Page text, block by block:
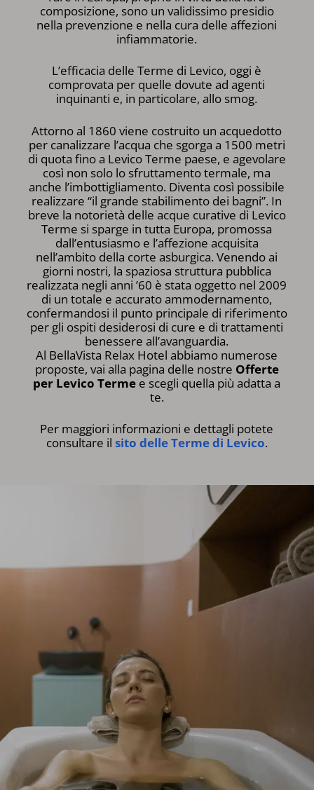
composizione, sono un validissimo presidio
nella prevenzione e nella cura delle affezioni
infiammatorie.
L’efficacia delle Terme di Levico, oggi è
comprovata per quelle dovute ad agenti
inquinanti e, in particolare, allo smog.
Attorno al 1860 viene costruito un acquedotto
per canalizzare l’acqua che sgorga a 1500 metri
di quota fino a Levico Terme paese, e agevolare
così non solo lo sfruttamento termale, ma
anche l’imbottigliamento. Diventa così possibile
realizzare “il grande stabilimento dei bagni”. In
breve la notorietà delle acque curative di Levico
Terme si sparge in tutta Europa, promossa
dall’entusiasmo e l’affezione acquisita
nell’ambito della corte asburgica. Venendo ai
giorni nostri, la spaziosa struttura pubblica
realizzata negli anni ’60 è stata oggetto nel 2009
di un totale e accurato ammodernamento,
confermandosi il punto principale di riferimento
per gli ospiti desiderosi di cure e di trattamenti
benessere all’avanguardia.
Al BellaVista Relax Hotel abbiamo numerose
proposte, vai alla pagina delle nostre Offerte
per Levico Terme e scegli quella più adatta a
te.
Per maggiori informazioni e dettagli potete
consultare il sito delle Terme di Levico.